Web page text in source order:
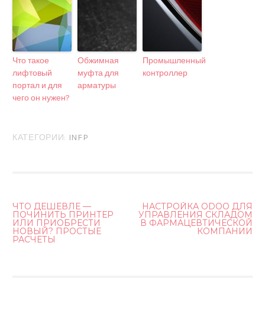
Что такое
лифтовый
портал и для
чего он нужен?
Обжимная
муфта для
арматуры
Промышленный
контроллер
КАТЕГОРИИ: INFP
Н
А
ЧТО ДЕШЕВЛЕ —
ПОЧИНИТЬ ПРИНТЕР
ИЛИ ПРИОБРЕСТИ
НОВЫЙ? ПРОСТЫЕ
РАСЧЕТЫ
НАСТРОЙКА ODOO ДЛЯ
УПРАВЛЕНИЯ СКЛАДОМ
В ФАРМАЦЕВТИЧЕСКОЙ
КОМПАНИИ